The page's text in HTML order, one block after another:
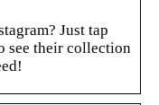
Just tap
see their collection